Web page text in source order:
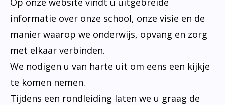
informatie over onze school, onze visie en de
manier waarop we onderwijs, opvang en zorg
met elkaar verbinden.
We nodigen u van harte uit om eens een kijkje
te komen nemen.
Tijdens een rondleiding laten we u graag de